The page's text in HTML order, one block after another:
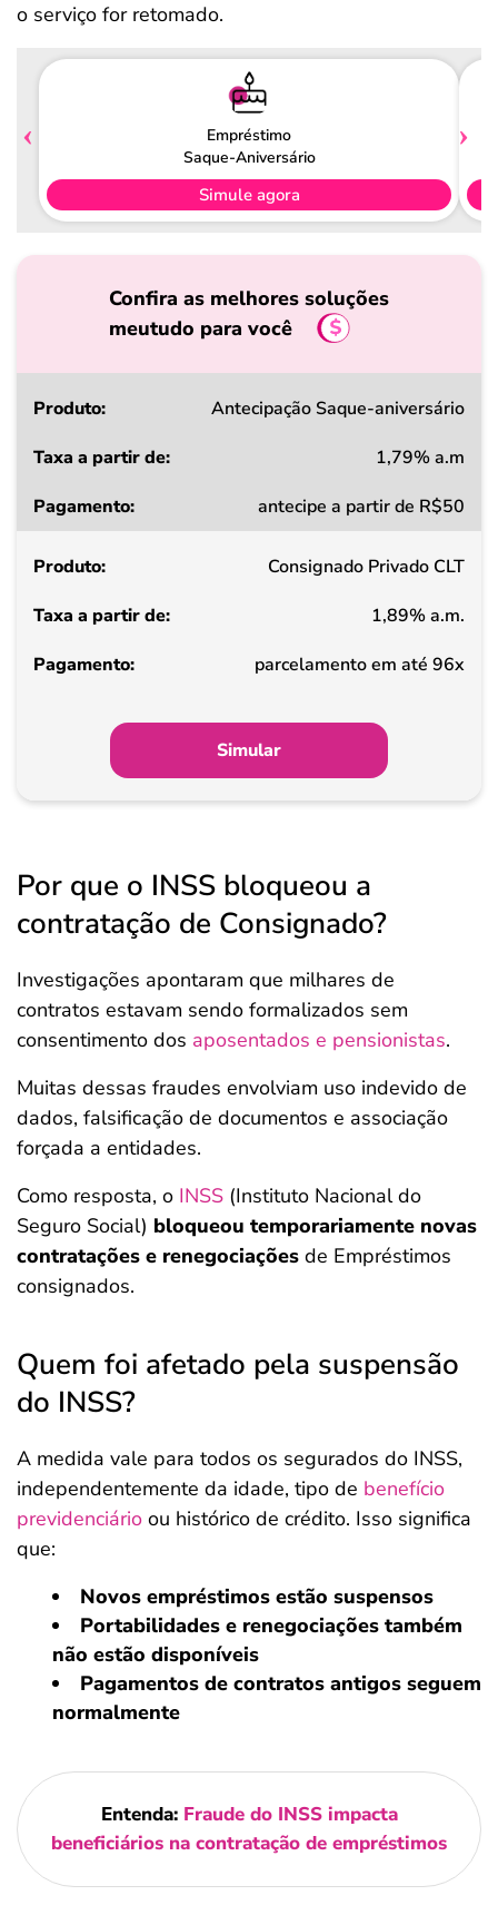
o serviço for retomado.
Empréstimo
Saque-Aniversário
Simule agora
Confira as melhores soluções
meutudo para você
Produto
a
de
Pagamento
Antecipação Saque-aniversário
1,79% a.m
antecipe a partir de R$50
Consignado Privado CLT
1,89% a.m.
parcelamento em até 96x
Simular
Por que o INSS bloqueou a
contratação de Consignado?
Investigações apontaram que milhares de
contratos estavam sendo formalizados sem
consentimento dos aposentados e pensionistas.
Muitas dessas fraudes envolviam uso indevido de
dados, falsificação de documentos e associação
forçada a entidades.
Como resposta, o INSS (Instituto Nacional do
Seguro Social) bloqueou temporariamente novas
contratações e renegociações de Empréstimos
consignados.
Quem foi afetado pela suspensão
do INSS?
A medida vale para todos os segurados do INSS,
independentemente da idade, tipo de benefício
previdenciário ou histórico de crédito. Isso significa
que:
Novos empréstimos estão suspensos
Portabilidades e renegociações também
não estão disponíveis
Pagamentos de contratos antigos seguem
normalmente
Entenda: Fraude do INSS impacta
beneficiários na contratação de empréstimos